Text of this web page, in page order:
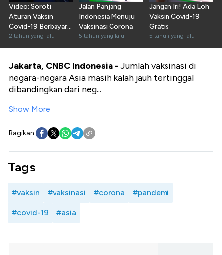
Video: Soroti
Aturan Vaksin
Covid-19 Berbayar,
DPR RI Soroti Hal
Ini
2 tahun yang lalu
Jalan Panjang
Indonesia Menuju
Vaksinasi Corona
5 tahun yang lalu
Jangan Iri! Ada Loh
Vaksin Covid-19
Gratis
5 tahun yang lalu
Jakarta, CNBC Indonesia - Jumlah vaksinasi di
negara-negara Asia masih kalah jauh tertinggal
dibandingkan dari neg...
Show More
Bagikan:
Tags
#vaksin #vaksinasi #corona #pandemi
#covid-19 #asia